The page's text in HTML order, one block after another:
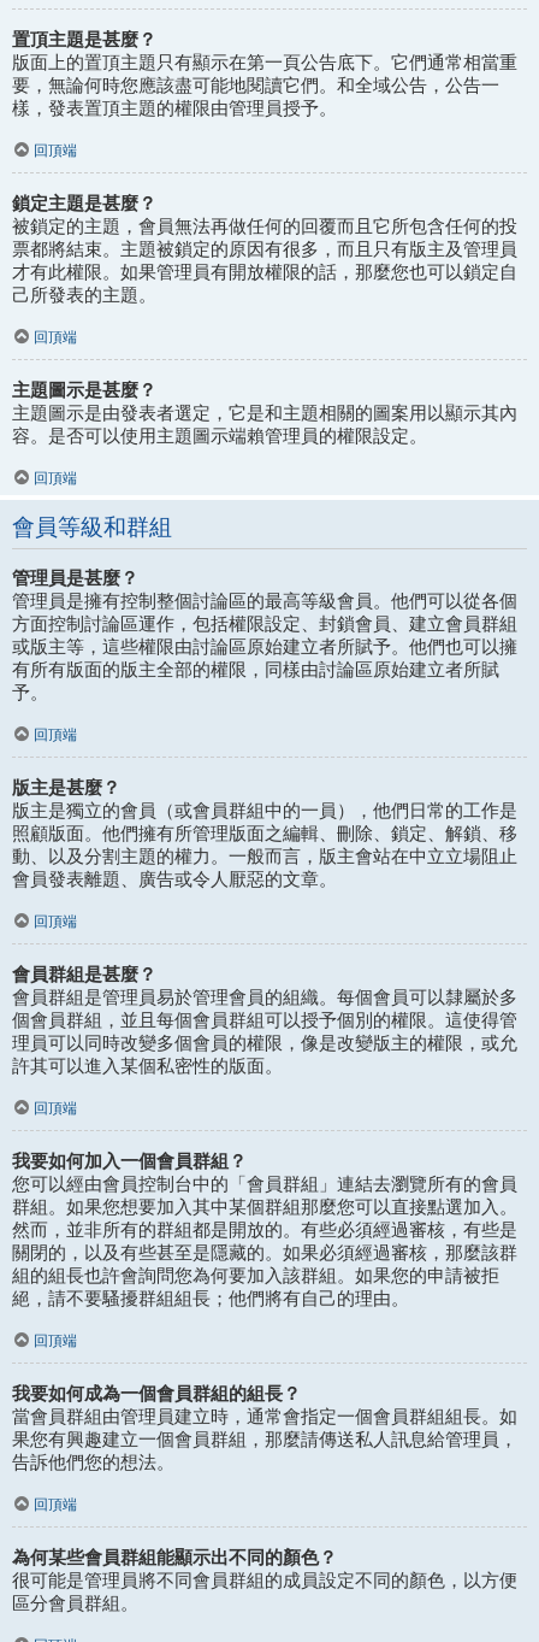
置頂主題是甚麼？
版面上的置頂主題只有顯示在第一頁公告底下。它們通常相當重
要，無論何時您應該盡可能地閱讀它們。和全域公告，公告一
樣，發表置頂主題的權限由管理員授予。
回頂端
鎖定主題是甚麼？
被鎖定的主題，會員無法再做任何的回覆而且它所包含任何的投
票都將結束。主題被鎖定的原因有很多，而且只有版主及管理員
才有此權限。如果管理員有開放權限的話，那麼您也可以鎖定自
己所發表的主題。
回頂端
主題圖示是甚麼？
主題圖示是由發表者選定，它是和主題相關的圖案用以顯示其內
容。是否可以使用主題圖示端賴管理員的權限設定。
回頂端
會員等級和群組
管理員是甚麼？
管理員是擁有控制整個討論區的最高等級會員。他們可以從各個
方面控制討論區運作，包括權限設定、封鎖會員、建立會員群組
或版主等，這些權限由討論區原始建立者所賦予。他們也可以擁
有所有版面的版主全部的權限，同樣由討論區原始建立者所賦
予。
回頂端
版主是甚麼？
版主是獨立的會員（或會員群組中的一員），他們日常的工作是
照顧版面。他們擁有所管理版面之編輯、刪除、鎖定、解鎖、移
動、以及分割主題的權力。一般而言，版主會站在中立立場阻止
會員發表離題、廣告或令人厭惡的文章。
回頂端
會員群組是甚麼？
會員群組是管理員易於管理會員的組織。每個會員可以隸屬於多
個會員群組，並且每個會員群組可以授予個別的權限。這使得管
理員可以同時改變多個會員的權限，像是改變版主的權限，或允
許其可以進入某個私密性的版面。
回頂端
我要如何加入一個會員群組？
您可以經由會員控制台中的「會員群組」連結去瀏覽所有的會員
群組。如果您想要加入其中某個群組那麼您可以直接點選加入。
然而，並非所有的群組都是開放的。有些必須經過審核，有些是
關閉的，以及有些甚至是隱藏的。如果必須經過審核，那麼該群
組的組長也許會詢問您為何要加入該群組。如果您的申請被拒
絕，請不要騷擾群組組長；他們將有自己的理由。
回頂端
我要如何成為一個會員群組的組長？
當會員群組由管理員建立時，通常會指定一個會員群組組長。如
果您有興趣建立一個會員群組，那麼請傳送私人訊息給管理員，
告訴他們您的想法。
回頂端
為何某些會員群組能顯示出不同的顏色？
很可能是管理員將不同會員群組的成員設定不同的顏色，以方便
區分會員群組。